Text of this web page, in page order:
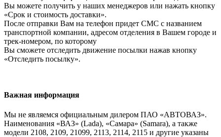
Вы можете получить у наших менеджеров или нажать кнопку
«Срок и стоимость доставки».
После отправки Вам на телефон придет СМС с названием
транспортной компании, адресом отделения в Вашем городе и
трек-номером, по которому
Вы сможете отследить движение посылки нажав кнопку
«Отследить посылку».
Важная информация
Мы не являемся официальным дилером ПАО «АВТОВАЗ».
Наименования «ВАЗ» (Lada), «Самара» (Samara), а также
модели 2108, 2109, 21099, 2113, 2114, 2115 и другие указаны